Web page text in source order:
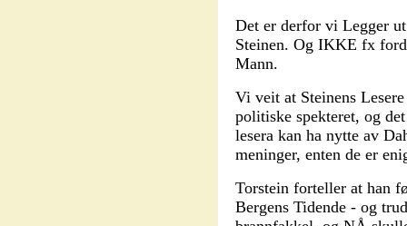
Det er derfor vi Legger
Steinen. Og IKKE fx
Mann.
Vi veit at Steinens
politiske spekteret, og
lesera kan ha nytte av
meninger, enten de er
Torstein forteller at han
Bergens Tidende - og